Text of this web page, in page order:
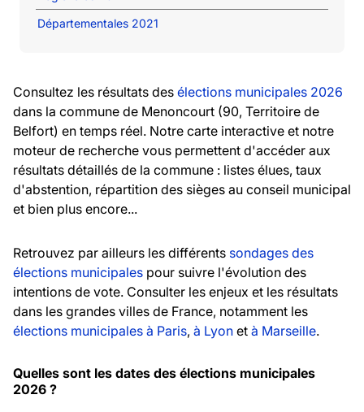
Départementales 2021
Consultez les résultats des élections municipales 2026
dans la commune de Menoncourt (90, Territoire de
Belfort) en temps réel. Notre carte interactive et notre
moteur de recherche vous permettent d'accéder aux
résultats détaillés de la commune : listes élues, taux
d'abstention, répartition des sièges au conseil municipal
et bien plus encore...
Retrouvez par ailleurs les différents sondages des
élections municipales pour suivre l'évolution des
intentions de vote. Consulter les enjeux et les résultats
dans les grandes villes de France, notamment les
élections municipales à Paris, à Lyon et à Marseille.
Quelles sont les dates des élections municipales
2026 ?